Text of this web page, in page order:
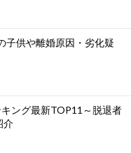
子供や離婚原因・劣化疑
ング最新TOP11～脱退者
介